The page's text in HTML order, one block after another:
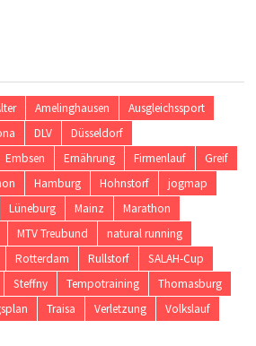
Amelinghausen
Ausgleichssport
DLV
Düsseldorf
Embsen Ernährung Firmenlauf
Greif
Hamburg Hohnstorf
jogmap
Lüneburg Mainz
Marathon
MTV Treubund
natural running
Rotterdam Rullstorf
SALAH-Cup
Steffny Tempotraining
Thomasburg
Traisa Verletzung
Volkslauf